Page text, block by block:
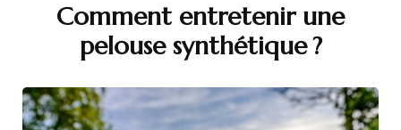
Comment entretenir une
pelouse synthétique ?